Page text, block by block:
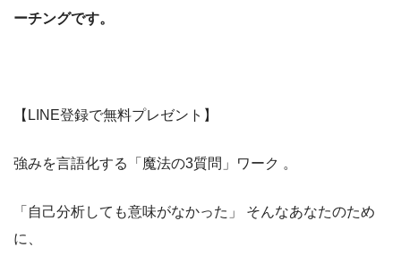
ーチングです。
【LINE登録で無料プレゼント】
強みを言語化する「魔法の3質問」ワーク 。
「自己分析しても意味がなかった」 そんなあなたのため
に、